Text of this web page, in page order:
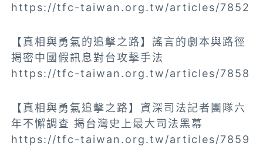
https://tfc-taiwan.org.tw/articles/7852
【真相與勇氣的追擊之路】謠言的劇本與路徑
揭密中國假訊息對台攻擊手法
https://tfc-taiwan.org.tw/articles/7858
【真相與勇氣追擊之路】資深司法記者團隊六
年不懈調查 揭台灣史上最大司法黑幕
https://tfc-taiwan.org.tw/articles/7859